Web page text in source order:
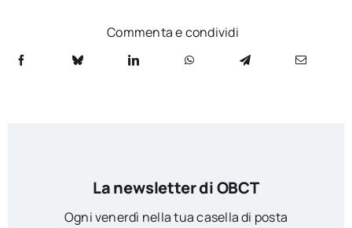
Commenta e condividi
La newsletter di OBCT
Ogni venerdì nella tua casella di posta